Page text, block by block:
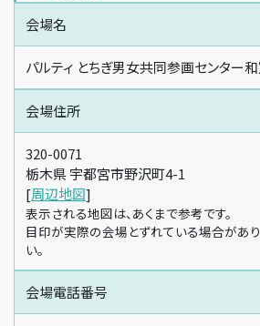
会場名
パルティ とちぎ男女共同参画センター
会場住所
320-0071
栃木県 宇都宮市野沢町4-1
[周辺地図]
表示される地図は、あくまで参考です。
目印が実際の会場とずれている場合があ
い。
会場電話番号